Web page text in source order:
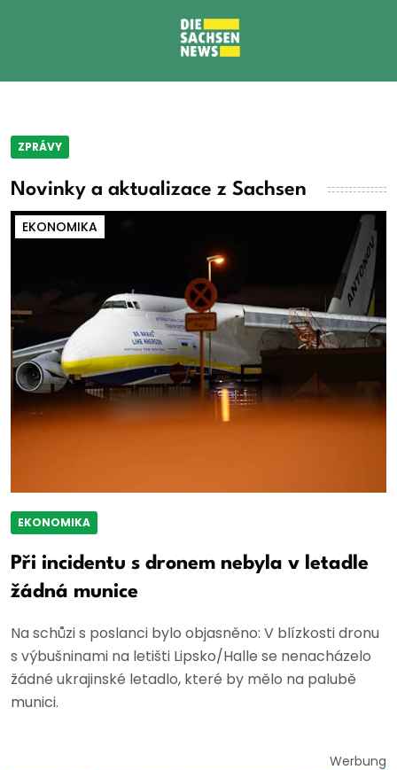
ZPRÁVY
Novinky a aktualizace z Sachsen
EKONOMIKA
EKONOMIKA
Při incidentu s dronem nebyla v letadle
žádná munice
Na schůzi s poslanci bylo objasněno: V blízkosti dronu
s výbušninami na letišti Lipsko/Halle se nenacházelo
žádné ukrajinské letadlo, které by mělo na palubě
munici.
Werbung